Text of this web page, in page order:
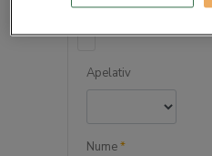
Apelativ
Nume*